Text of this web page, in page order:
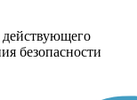
действующего
безопасности